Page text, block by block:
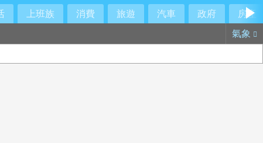
上班族 消費 旅遊 汽車 政府
房產
氣象